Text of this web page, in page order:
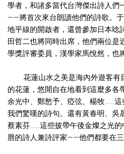
學者，和諸多當代台灣傑出詩人
——將首次來台朗讀他們的詩歌。
地平線的開啟者，還曾參加日本唸
田哲二也將同時出席，他們兩位是
學獎評審委員，漢學家馬悅然，也
花蓮山水之美是海內外遊客有目
的花蓮，悠閒自在地看到這麼多各
余光中、鄭愁予、瘂弦、楊牧……
我們驚嘆的詩句。還有黃春明、
蔡素芬……這些披帶午後金燦之光
唇的詩人兼詩評家——他們都要在